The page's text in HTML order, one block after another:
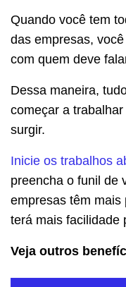
Quando você tem
das empresas,
com quem deve
Dessa maneira,
começar a
surgir.
Inicie os trabalhos
preencha o funil de
empresas têm mais
terá mais facilidade
Veja outros